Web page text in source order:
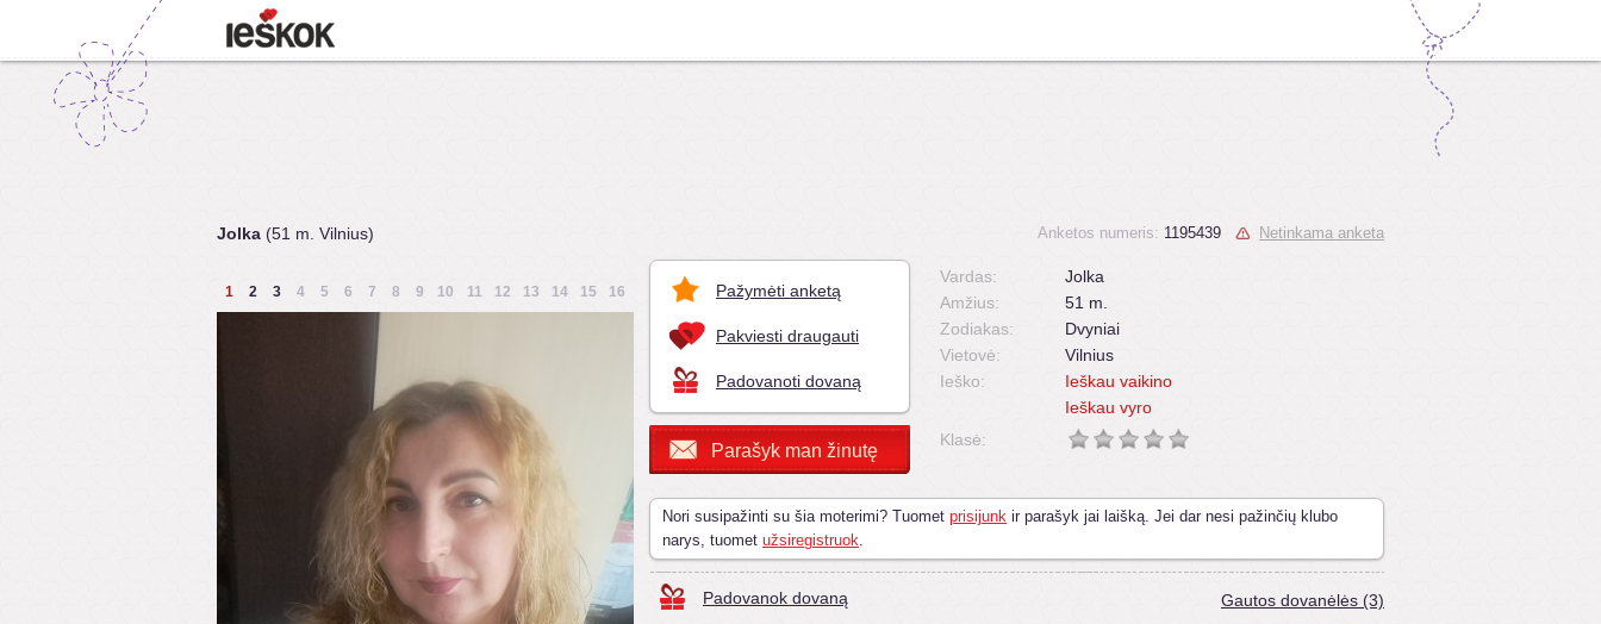
Jolka (51 m. Vilnius)
1 2 3 4 5 6 7 8 9 10 11 12 13 14 15 16 Pažymėti anketą
Pakviesti draugauti
Padovanoti dovaną
Parašyk man žinutę
Anketos numeris: 1195439 Netinkama anketa
Vardas:
Jolka
Amžius:
51 m.
Zodiakas:
Dvyniai
Vietovė:
Vilnius
Ieško:
Ieškau vaikino
Ieškau vyro
Klasė:
Nori susipažinti su šia moterimi? Tuomet prisijunk ir parašyk jai laišką. Jei dar nesi pažinčių klubo
narys, tuomet užsiregistruok.
Padovanok dovaną Gautos dovanėlės (3)